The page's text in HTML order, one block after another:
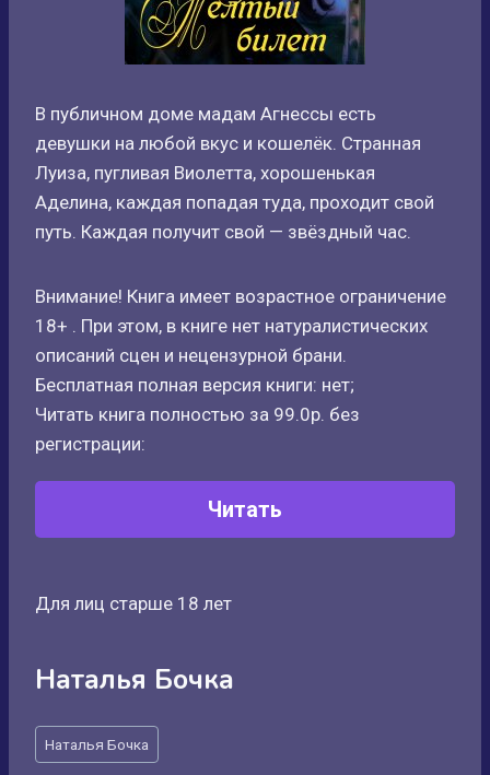
В публичном доме мадам Агнессы есть
девушки на любой вкус и кошелёк. Странная
Луиза, пугливая Виолетта, хорошенькая
Аделина, каждая попадая туда, проходит свой
путь. Каждая получит свой — звёздный час.
Внимание! Книга имеет возрастное ограничение
18+ . При этом, в книге нет натуралистических
описаний сцен и нецензурной брани.
Бесплатная полная версия книги: нет;
Читать книга полностью за 99.0р. без
регистрации:
Читать
Для лиц старше 18 лет
Наталья Бочка
Метки
записи:
Наталья Бочка